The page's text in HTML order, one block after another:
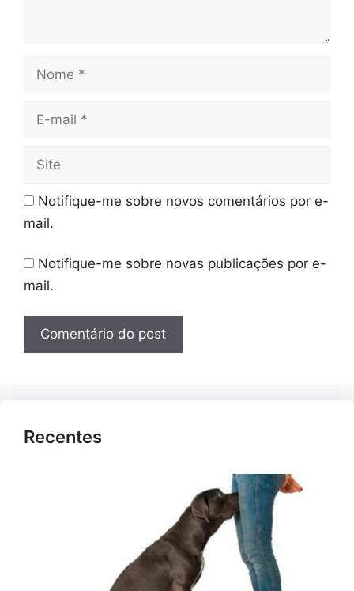
Nome
Site
Notifique-me sobre novos comentários por e-
mail.
Notifique-me sobre novas publicações por e-
mail.
Recentes